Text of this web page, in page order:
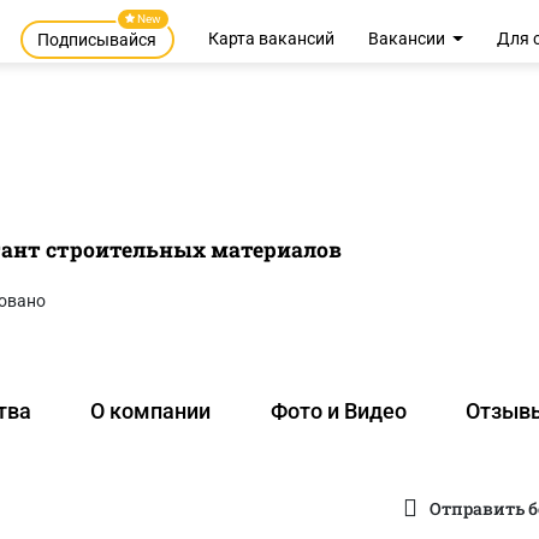
New
Подписывайся Карта вакансий Вакансии Для
строительных материалов
О компании Фото и Видео
Отправить